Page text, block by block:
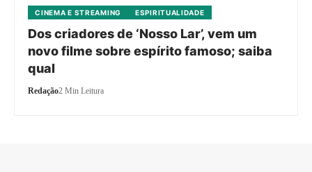
CINEMA E STREAMING ESPIRITUALIDADE
Dos criadores de ‘Nosso Lar’, vem um
novo filme sobre espírito famoso; saiba
qual
Redação2 Min Leitura